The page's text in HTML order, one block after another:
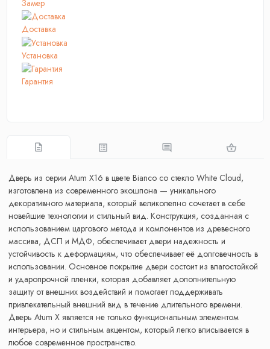
Замер
Доставка
Установка
Гарантия
Дверь из серии Atum X16 в цвете Bianco со стекло White Cloud,
изготовлена из современного экошпона — уникального
декоративного материала, который великолепно сочетает в себе
новейшие технологии и стильный вид. Конструкция, созданная с
использованием царгового метода и компонентов из древесного
массива, ДСП и МДФ, обеспечивает двери надежность и
устойчивость к деформациям, что обеспечивает её долговечность в
использовании. Основное покрытие двери состоит из влагостойкой
и ударопрочной пленки, которая добавляет дополнительную
защиту от внешних воздействий и помогает поддерживать
привлекательный внешний вид в течение длительного времени.
Дверь Atum X является не только функциональным элементом
интерьера, но и стильным акцентом, который легко вписывается в
любое современное пространство.